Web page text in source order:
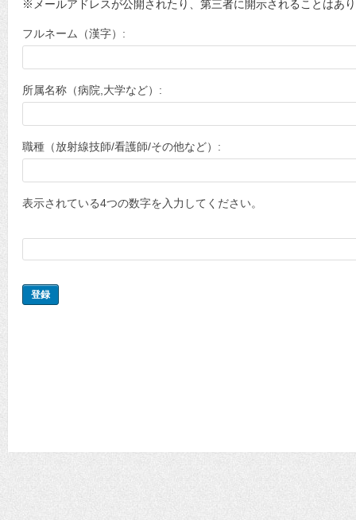
※メールアドレスが公開されたり、第三者に開示されることはあ
フルネーム（漢字）:
所属名称（病院,大学など）:
職種（放射線技師/看護師/その他など）:
表示されている4つの数字を入力してください。